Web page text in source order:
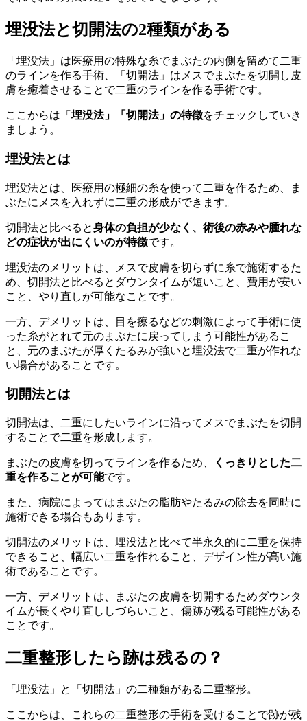
埋没法と切開法の2種類がある
「埋没法」は医療用の特殊な糸でまぶたの内側を留めて二重
のラインを作る手術、「切開法」はメスでまぶたを切開し皮
膚を癒着させることで二重のラインを作る手術です。
ここからは「 埋没法」「切開法」の特徴をチェックしていき
ましょう。
埋没法とは
埋没法とは、医療用の極細の糸を使って二重を作るため、ま
ぶたにメスを入れずに二重の形成ができます。
切開法と比べると身体の負担が少なく、術後の赤みや腫れな
どの症状が出にくいのが特徴です。
埋没法のメリットは、メスで皮膚を切らずに糸で施術するた
め、切開法と比べるとダウンタイムが短いこと、費用が安い
こと、やり直しが可能なことです。
一方、デメリットは、目を擦るなどの刺激によって手術に使
った糸がとれて元のまぶたに戻ってしまう可能性があるこ
と、元のまぶたが厚くたるみが強いと埋没法で二重が作れな
い場合があることです。
切開法とは
切開法は、二重にしたいラインに沿ってメスでまぶたを切開
することで二重を形成します。
まぶたの皮膚を切ってラインを作るため、
くっきりとした二
重を作ることが可能です。
また、病院によってはまぶたの脂肪やたるみの除去を同時に
施術できる場合もあります。
切開法のメリットは、埋没法と比べて半永久的に二重を保持
できること、幅広い二重を作れること、デザイン性が高い施
術であることです。
一方、デメリットは、まぶたの皮膚を切開するためダウンタ
イムが長くやり直ししづらいこと、傷跡が残る可能性がある
ことです。
二重整形したら跡は残るの？
「埋没法」と「切開法」の二種類がある二重整形。
ここからは、これらの二重整形の手術を受けることで跡が残